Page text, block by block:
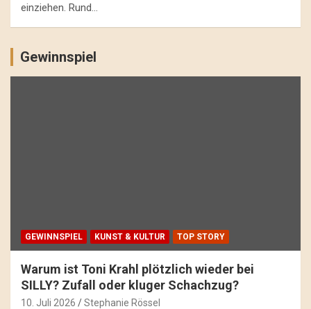
einziehen. Rund…
Gewinnspiel
GEWINNSPIEL KUNST & KULTUR TOP STORY
Warum ist Toni Krahl plötzlich wieder bei
SILLY? Zufall oder kluger Schachzug?
10. Juli 2026 Stephanie Rössel